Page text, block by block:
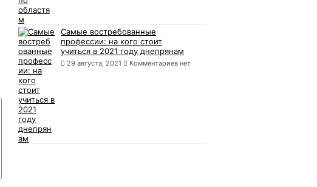
Самые востребованные
профессии: на кого стоит
учиться в 2021 году днепрянам
29 августа, 2021 Комментариев нет